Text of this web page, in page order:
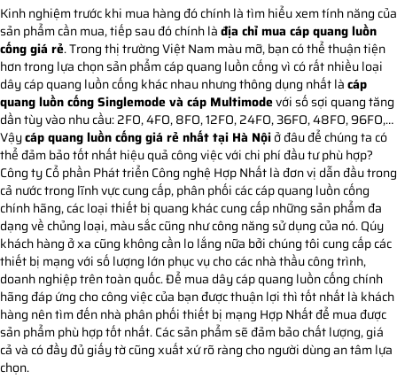
Kinh nghiệm trước khi mua hàng đó chính là tìm hiểu xem tính năng của
sản phẩm cần mua, tiếp sau đó chính làđịa chỉ mua cáp quang luồn
cống giá rẻ. Trong thị trường Việt Nam màu mỡ, bạn có thể thuận tiện
hơn trong lựa chọn sản phẩm cáp quang luồn cống vì có rất nhiều loại
dây cáp quang luồn cống khác nhau nhưng thông dụng nhất làcáp
quang luồn cống Singlemode và cáp Multimodevới số sợi quang tăng
dần tùy vào nhu cầu: 2FO, 4FO, 8FO, 12FO, 24FO, 36FO, 48FO, 96FO,…
Vậycáp quang luồn cống giá rẻ nhất tại Hà Nộiở đâu để chúng ta có
thể đảm bảo tốt nhất hiệu quả công việc với chi phí đầu tư phù hợp?
Công ty Cổ phần Phát triển Công nghệ Hợp Nhất là đơn vị dẫn đầu trong
cả nước trong lĩnh vực cung cấp, phân phối các cáp quang luồn cống
chính hãng, các loại thiết bị quang khác cung cấp những sản phẩm đa
dạng về chủng loại, màu sắc cũng như công năng sử dụng của nó. Qúy
khách hàng ở xa cũng không cần lo lắng nữa bởi chúng tôi cung cấp các
thiết bị mạng với số lượng lớn phục vụ cho các nhà thầu công trình,
doanh nghiệp trên toàn quốc. Để mua dây cáp quang luồn cống chính
hãng đáp ứng cho công việc của bạn được thuận lợi thì tốt nhất là khách
hàng nên tìm đến nhà phân phối thiết bị mạng Hợp Nhất để mua được
sản phẩm phù hợp tốt nhất. Các sản phẩm sẽ đảm bảo chất lượng, giá
cả và có đầy đủ giấy tờ cũng xuất xứ rõ ràng cho người dùng an tâm lựa
chọn.